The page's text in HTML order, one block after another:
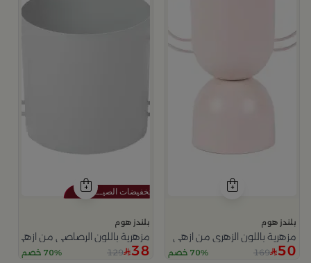
بلندز هوم
مزهرية باللون الزهري من ازهى
50
169 70% خصم
بلندز هوم
مزهرية باللون الرصاصي من ازهى
38
129 70% خصم